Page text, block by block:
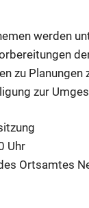
werden
zu Planungen
zur
Uhr
Ortsamtes